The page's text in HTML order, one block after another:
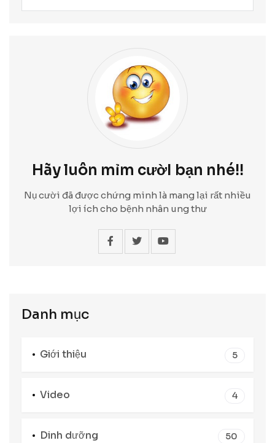
Hãy luôn mỉm cườI bạn nhé!!
Nụ cười đã được chứng minh là mang lại rất nhiều
lợi ích cho bệnh nhân ung thư
Danh mục
Giới thiệu 5
Video 4
Dinh dưỡng 50